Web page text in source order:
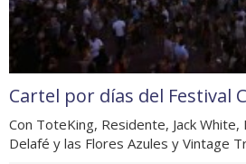
Cartel por días del Festival
Con ToteKing, Residente, Jack White,
Delafé y las Flores Azules y Vintage